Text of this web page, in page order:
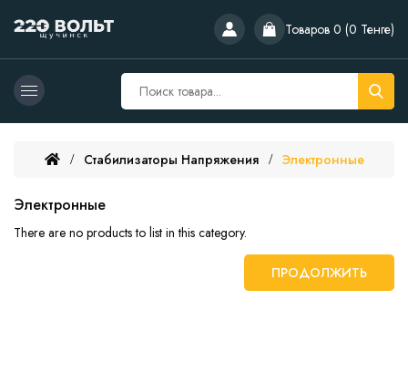
Товаров 0 (0 Тенге)
Стабилизаторы Напряжения Электронные
Электронные
There are no products to list in this category.
ПРОДОЛЖИТЬ